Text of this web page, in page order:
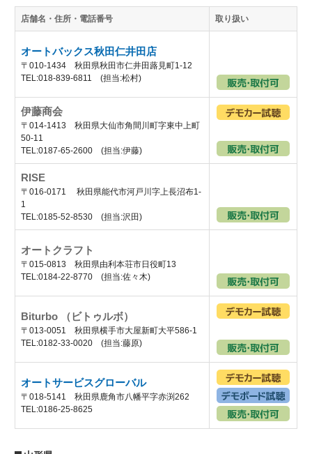
店舗名・住所・電話番号 取り扱い
オートバックス秋田仁井田店
〒010-1434 秋田県秋田市仁井田蕗見町1-12
TEL:018-839-6811 (担当:松村)
伊藤商会
〒014-1413 秋田県大仙市角間川町字東中上町
50-11
TEL:0187-65-2600 (担当:伊藤)
RISE
〒016-0171 秋田県能代市河戸川字上長沼布1-
1
TEL:0185-52-8530 (担当:沢田)
オートクラフト
〒015-0813 秋田県由利本荘市日役町13
TEL:0184-22-8770 (担当:佐々木)
Biturbo （ビトゥルボ）
〒013-0051 秋田県横手市大屋新町大平586-1
TEL:0182-33-0020 (担当:藤原)
オートサービスグローバル
〒018-5141 秋田県鹿角市八幡平字赤渕262
TEL:0186-25-8625